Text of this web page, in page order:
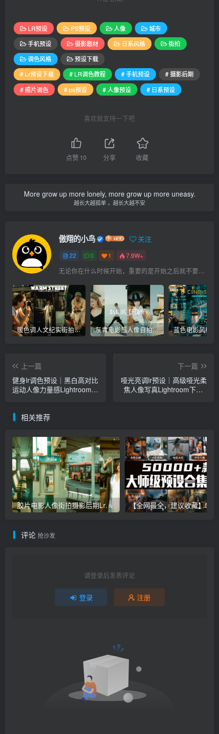
LR预设 PS预设 人像
城市
手机预设
摄影题材 日系风格
街拍
调色风格
预设下载
# Lr预设下载
# LR调色教程 # 手机预设
# 摄影后期
# 照片调色
# ps预设 # 人像预设 # 日系预设
喜欢就支持一下吧
点赞 10 分享 收藏
More grow up more lonely, more grow up more uneasy.
越长大越孤单 ，越长大越不安
傲翔的小鸟 关注
22 0 1 7.9W+
无论你在什么时候开始，重要的是开始之后就不要停止
暖色调人文纪实街拍摄影后期Lr调色教程，手机滤镜PS+Lightroom预设下载！ 灰青电影感人像自拍照建筑摄影Lr调色教程，手机滤镜PS+Lightroom预设下载！
上一篇
健身lr调色预设｜黑白高对比
运动人像力量感Lightroom下
下一篇
哑光亮调lr预设｜高级哑光柔
焦人像写真Lightroom下载lr
相关推荐
胶片电影人像街拍摄影后期Lr调色教程，手机滤镜PS+Lightroom预设下载！
评论 抢沙发
请登录后发表评论
登录 注册